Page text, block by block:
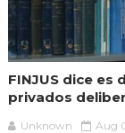
FINJUS dice es
privados
Unknown Aug